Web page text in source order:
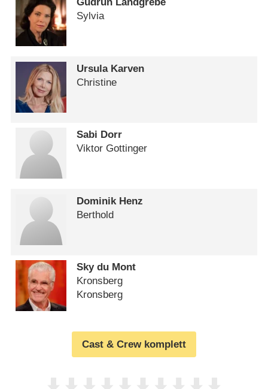
Sylvia
Ursula Karven
Christine
Sabi Dorr
Viktor Gottinger
Dominik Henz
Berthold
Sky du Mont
Kronsberg
Kronsberg
Cast & Crew komplett